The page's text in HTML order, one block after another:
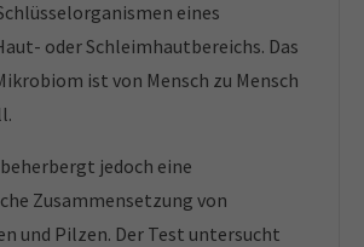
eines
oder Schleimhautbereichs. Das
ist von Mensch zu Mensch
jedoch eine
Zusammensetzung von
und Pilzen. Der Test untersucht